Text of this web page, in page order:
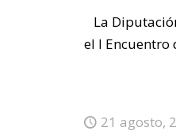
La
el I Encuentro
21 agosto,